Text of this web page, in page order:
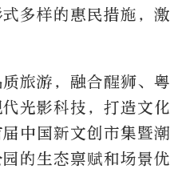
多样的惠民措施，激
旅游，融合醒狮、粤
光影科技，打造文化
中国新文创市集暨潮
的生态禀赋和场景优